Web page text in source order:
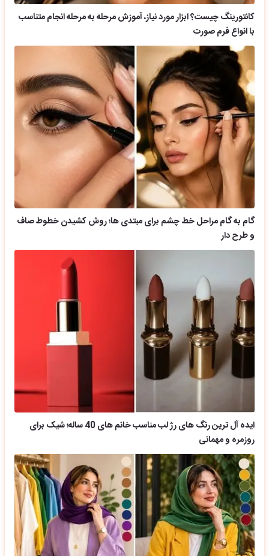
کانتورینگ چیست؟ ابزار مورد نیاز، آموزش مرحله به مرحله انجام متناسب
با انواع فرم صورت
گام به گام مراحل خط چشم برای مبتدی ها؛ روش کشیدن خطوط صاف
و طرح دار
ایده آل ترین رنگ های رژ لب مناسب خانم های 40 ساله؛ شیک برای
روزمره و مهمانی